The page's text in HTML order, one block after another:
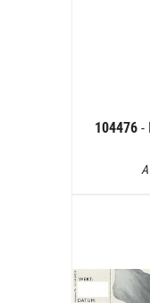
104476 -